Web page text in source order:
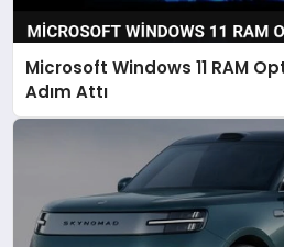
Microsoft Windows 11 RAM
Adım Attı